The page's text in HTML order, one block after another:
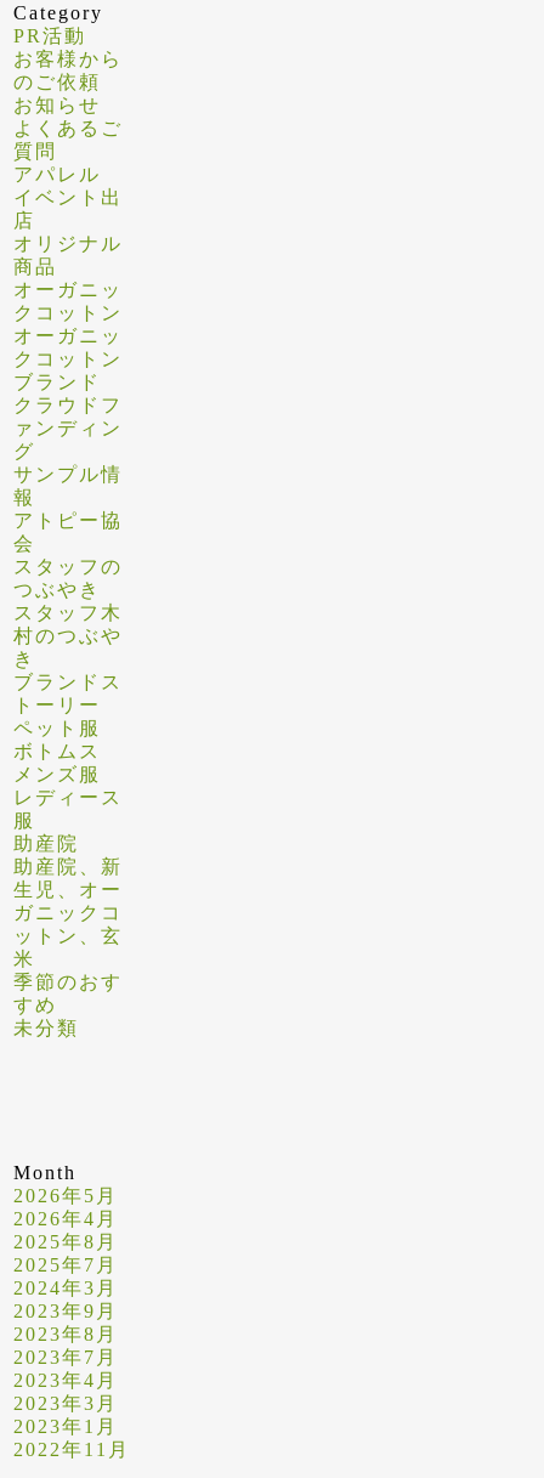
Category
PR活動
お客様から
のご依頼
お知らせ
よくあるご
質問
アパレル
イベント出
店
オリジナル
商品
オーガニッ
クコットン
オーガニッ
クコットン
ブランド
クラウドフ
ァンディン
グ
サンプル情
報
アトピー協
会
スタッフの
つぶやき
スタッフ木
村のつぶや
き
ブランドス
トーリー
ペット服
ボトムス
メンズ服
レディース
服
助産院
助産院、新
生児、オー
ガニックコ
ットン、玄
米
季節のおす
すめ
未分類
Month
2026年5月
2026年4月
2025年8月
2025年7月
2024年3月
2023年9月
2023年8月
2023年7月
2023年4月
2023年3月
2023年1月
2022年11月